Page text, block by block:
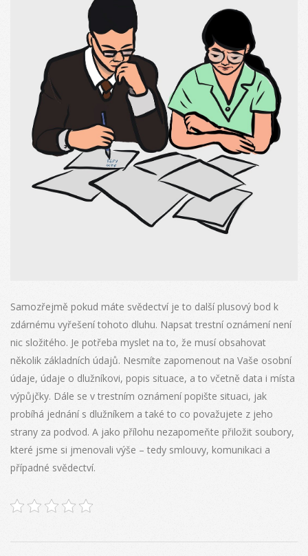
Samozřejmě pokud máte svědectví je to další plusový bod k
zdárnému vyřešení tohoto dluhu. Napsat trestní oznámení není
nic složitého. Je potřeba myslet na to, že musí obsahovat
několik základních údajů. Nesmíte zapomenout na Vaše osobní
údaje, údaje o dlužníkovi, popis situace, a to včetně data i místa
výpůjčky. Dále se v trestním oznámení popište situaci, jak
probíhá jednání s dlužníkem a také to co považujete z jeho
strany za podvod. A jako přílohu nezapomeňte přiložit soubory,
které jsme si jmenovali výše – tedy smlouvy, komunikaci a
případné svědectví.